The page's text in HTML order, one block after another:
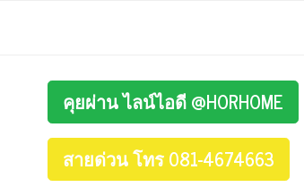
คุยผ่าน ไลน์ไอดี @HORHOME
สายด่วน โทร 081-4674663